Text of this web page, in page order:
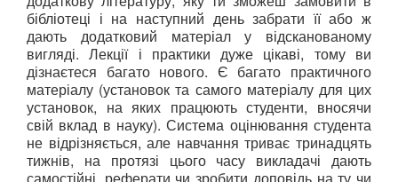
бібліотеці і на наступний день забрати її або ж
дають додатковий матеріал у відсканованому
вигляді. Лекції і практики дуже цікаві, тому ви
дізнаєтеся багато нового. Є багато практичного
матеріалу (установок та самого матеріалу для цих
установок, на яких працюють студенти, вносячи
свій вклад в науку). Система оцінювання студента
не відрізняється, але навчання триває тринадцять
тижнів, на протязі цього часу викладачі дають